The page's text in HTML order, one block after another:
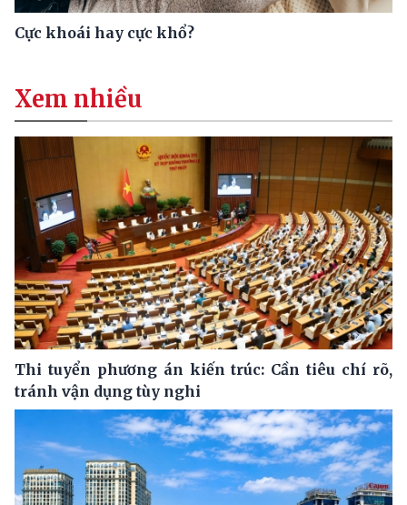
Cực khoái hay cực khổ?
Xem nhiều
Thi tuyển phương án kiến trúc: Cần tiêu chí rõ,
tránh vận dụng tùy nghi